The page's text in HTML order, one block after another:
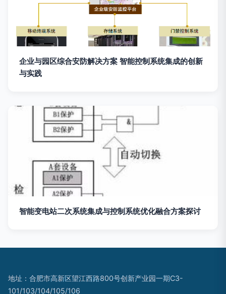
企业与园区综合安防解决方案 智能控制系统集成的创新
与实践
智能变电站二次系统集成与控制系统优化融合方案探讨
地址：合肥市高新区望江西路800号创新产业园一期C3-
101/103/104/105/106